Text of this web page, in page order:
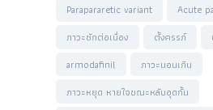
Parapararetic variant
Acute
ภาวะชักต่อเนื่อง
ตั้งครรภ์
armodafinil
ภาวะนอนเกิน
ภาวะหยุด หายใจขณะหลับอุดกั้น